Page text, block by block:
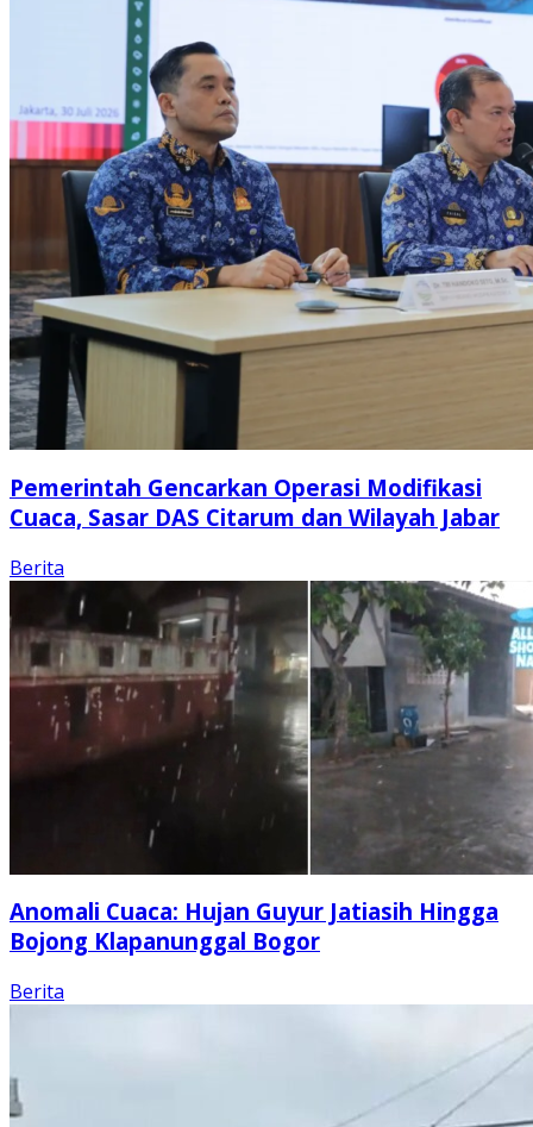
Pemerintah Gencarkan Operasi Modifikasi
Cuaca, Sasar DAS Citarum dan Wilayah Jabar
Berita
Anomali Cuaca: Hujan Guyur Jatiasih Hingga
Bojong Klapanunggal Bogor
Berita